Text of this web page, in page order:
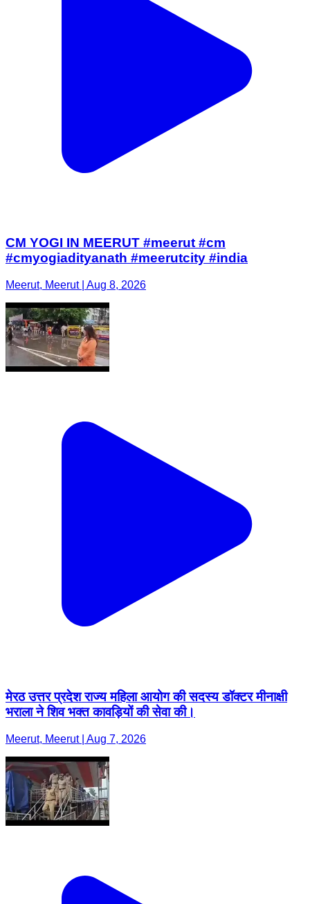
CM YOGI IN MEERUT #meerut #cm
#cmyogiadityanath #meerutcity #india
Meerut, Meerut | Aug 8, 2026
मेरठ उत्तर प्रदेश राज्य महिला आयोग की सदस्य डॉक्टर मीनाक्षी
भराला ने शिव भक्त कावड़ियों की सेवा की।
Meerut, Meerut | Aug 7, 2026